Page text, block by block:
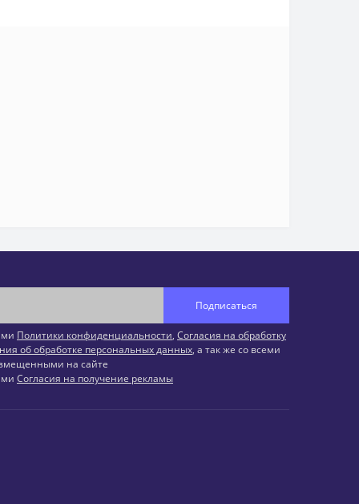
Подписаться
Политики конфиденциальности, Согласия на обработку
об обработке персональных данных, а так же со всеми
на сайте
Согласия на получение рекламы